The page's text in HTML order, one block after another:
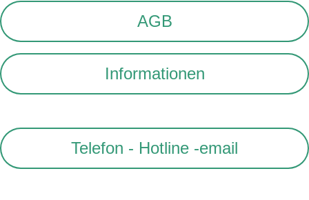
AGB
Informationen
Telefon - Hotline -email